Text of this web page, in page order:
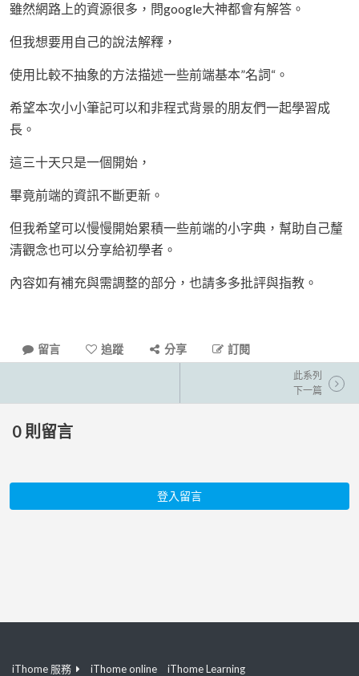
雖然網路上的資源很多，問google大神都會有解答。
但我想要用自己的說法解釋，
使用比較不抽象的方法描述一些前端基本”名詞“。
希望本次小小筆記可以和非程式背景的朋友們一起學習成
長。
這三十天只是一個開始，
畢竟前端的資訊不斷更新。
但我希望可以慢慢開始累積一些前端的小字典，幫助自己釐
清觀念也可以分享給初學者。
內容如有補充與需調整的部分，也請多多批評與指教。
留言 追蹤 分享 訂閱
此系列
下一篇
0 則留言
登入留言
iThome 服務 iThome online iThome Learning